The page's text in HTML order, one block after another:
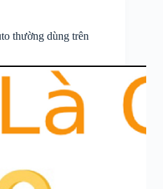
thường dùng trên